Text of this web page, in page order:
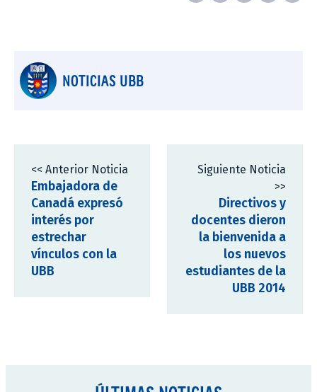
NOTICIAS UBB
<< Anterior Noticia
Embajadora de
Canadá expresó
interés por
estrechar
vínculos con la
UBB
Siguiente Noticia
>>
Directivos y
docentes dieron
la bienvenida a
los nuevos
estudiantes de la
UBB 2014